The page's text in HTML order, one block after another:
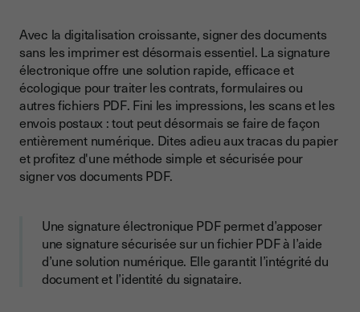
Étape 2 : Ajouter les champs de signature et initiales
Étape 3 : Positionnement des signatures sur les pages du
PDF
Étape 4 : Insertion d'une image de la signature manuscrite ou
utilisation de la signature numérique
Étape 5 : Vérification et finalisation du document
Étape 6 : Partage et archivage
Réduction des coûts et du temps
Sécurité et légalité
Avec la digitalisation croissante, signer des documents
sans les imprimer est désormais essentiel. La signature
électronique offre une solution rapide, efficace et
écologique pour traiter les contrats, formulaires ou
autres fichiers PDF. Fini les impressions, les scans et les
envois postaux : tout peut désormais se faire de façon
entièrement numérique. Dites adieu aux tracas du papier
et profitez d'une méthode simple et sécurisée pour
signer vos documents PDF.
Une signature électronique PDF permet d’apposer
une signature sécurisée sur un fichier PDF à l’aide
d’une solution numérique. Elle garantit l’intégrité du
document et l’identité du signataire.